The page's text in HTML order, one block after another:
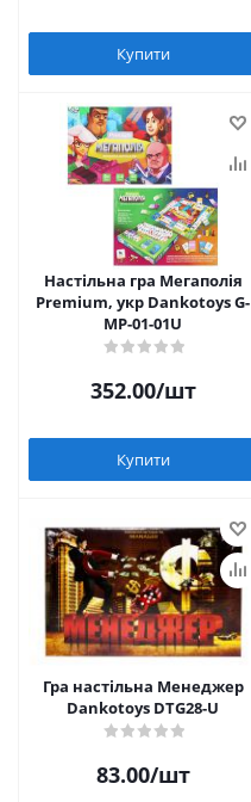
Купити
Настільна гра Мегаполія
Premium, укр Dankotoys G-
MP-01-01U
352.00/шт
Купити
Гра настільна Менеджер
Dankotoys DTG28-U
83.00/шт